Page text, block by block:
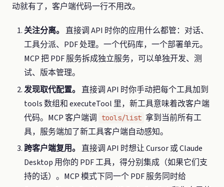
动就有了，客户端代码一行不用改。
关注分离。 直接调 API 时你的应用什么都管：对话、
工具分派、PDF 处理。一个代码库，一个部署单元。
MCP 把 PDF 服务拆成独立服务，可以单独开发、测
试、版本管理。
发现取代配置。 直接调 API 时你手动把每个工具加到
tools 数组和 executeTool 里，新工具意味着改客户端
代码。MCP 客户端调
tools/list 拿到当前所有工
具，服务端加了新工具客户端自动感知。
跨客户端复用。 直接调 API 时想让 Cursor 或 Claude
Desktop 用你的 PDF 工具，得分别集成（如果它们支
持的话）。MCP 模式下同一个 PDF 服务同时给